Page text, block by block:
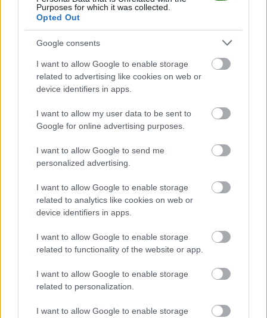
Purposes for which it was collected.
Opted Out
Google consents
I want to allow Google to enable storage
related to advertising like cookies on web or
device identifiers in apps.
I want to allow my user data to be sent to
Google for online advertising purposes.
I want to allow Google to send me
personalized advertising.
I want to allow Google to enable storage
related to analytics like cookies on web or
device identifiers in apps.
I want to allow Google to enable storage
related to functionality of the website or app.
I want to allow Google to enable storage
related to personalization.
I want to allow Google to enable storage
Azalia Brzóza Królewska
ŁKS II Łowisko
PUKS Francesco Jelna
13-38
KS Jarocin 12 10-50
mecze,Pktpunkty · zwycięstwo remis porażka
PIŁKARZ
Filip Szpunar
28
Sebastian Wilk
7
Paweł Herkt
Marek Olko 6
Asseco Resovia| Developres Rzeszów |ITA TOOLS Stal Mielec